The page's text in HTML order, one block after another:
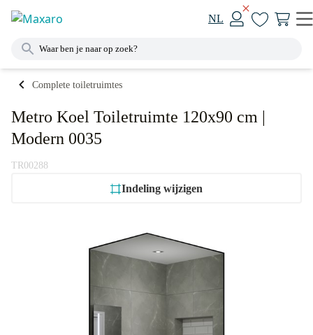
NL
Complete toiletruimtes
Metro Koel Toiletruimte 120x90 cm |
Modern 0035
TR00288
Indeling wijzigen